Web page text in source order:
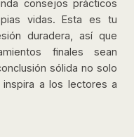
consejos prácticos
vidas. Esta es tu
duradera, así que
finales sean
sólida no solo
a los lectores a